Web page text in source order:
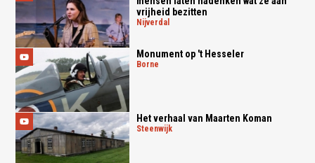
vrijheid bezitten
nijverdal
Monument op 't Hesseler
borne
Het verhaal van Maarten Koman
steenwijk